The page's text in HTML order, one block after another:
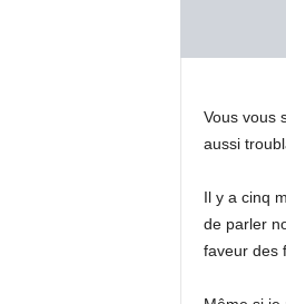
Vous vous
aussi
Il y a cinq
de parler
faveur des